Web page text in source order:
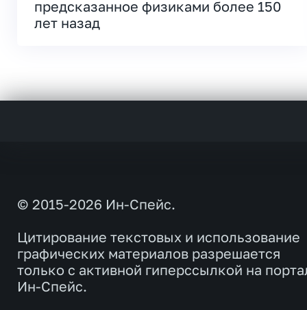
предсказанное физиками более 150
лет назад
© 2015-2026 Ин-Спейс.
Цитирование текстовых и использование
графических материалов разрешается
только с активной гиперссылкой на
Ин-Спейс.